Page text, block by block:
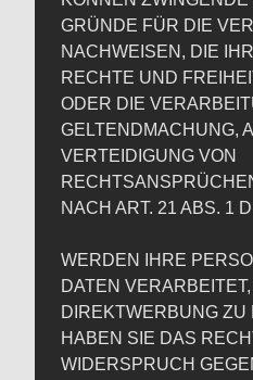
GRÜNDE FÜR DIE
NACHWEISEN, DIE
RECHTE UND
ODER DIE
GELTENDMACHUNG,
VERTEIDIGUNG VON
NACH ART. 21 ABS. 1
WERDEN IHRE
DATEN VERARBEITET,
DIREKTWERBUNG ZU
HABEN SIE DAS
WIDERSPRUCH